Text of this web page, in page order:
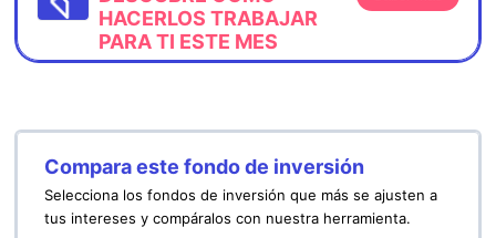
HACERLOS TRABAJAR
PARA TI ESTE MES
Compara este fondo de inversión
Selecciona los fondos de inversión que más se ajusten a
tus intereses y compáralos con nuestra herramienta.